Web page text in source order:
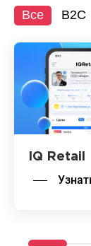
Все B2C
IQ Retail